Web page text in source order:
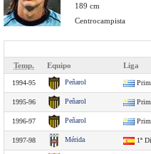
189 cm
Centrocampista
Temp.
Equipo Liga
1994-95 Peñarol
1995-96 Peñarol
1996-97 Peñarol
1997-98 Mérida 1ª